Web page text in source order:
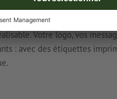
très apprécié comme
logo de votre entreprise, un
Votre logo, vos
: avec des étiquettes